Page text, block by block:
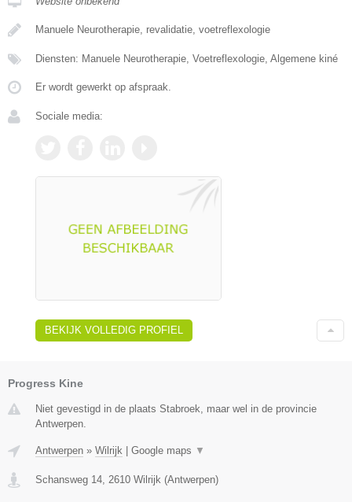
Manuele Neurotherapie, revalidatie, voetreflexologie
Diensten: Manuele Neurotherapie, Voetreflexologie, Algemene kiné
Er wordt gewerkt op afspraak.
Sociale media:
BEKIJK VOLLEDIG PROFIEL
Progress Kine
Niet gevestigd in de plaats Stabroek, maar wel in de provincie
Antwerpen.
Antwerpen » Wilrijk Google maps ▼
Schansweg 14, 2610 Wilrijk (Antwerpen)